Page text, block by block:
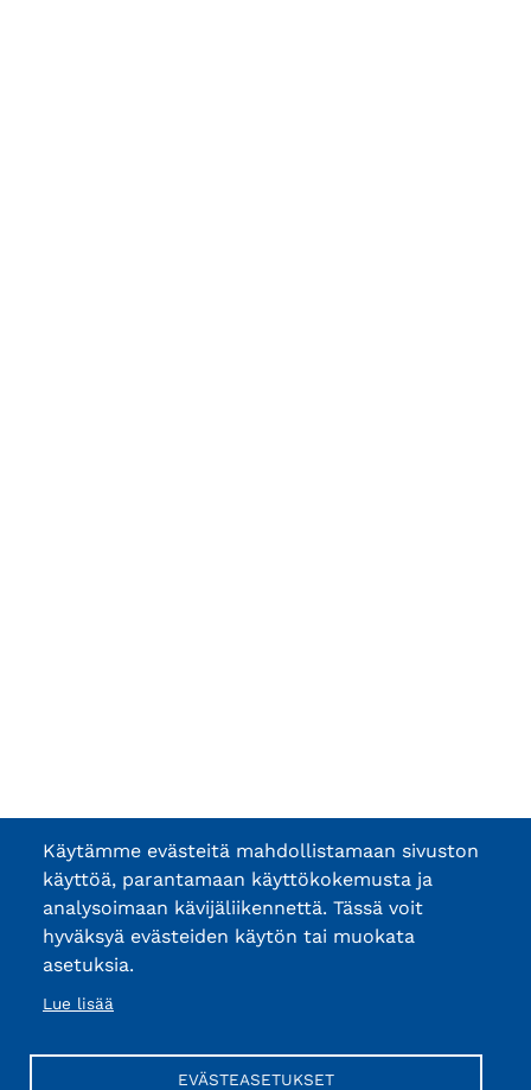
Käytämme evästeitä mahdollistamaan sivuston
käyttöä, parantamaan käyttökokemusta ja
analysoimaan kävijäliikennettä. Tässä voit
hyväksyä evästeiden käytön tai muokata
asetuksia.
Lue lisää
EVÄSTEASETUKSET